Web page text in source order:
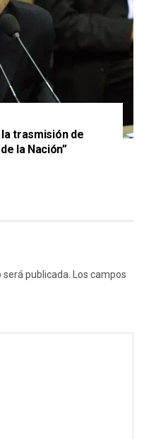
trasmisión de
la Nación”
publicada.
Los campos